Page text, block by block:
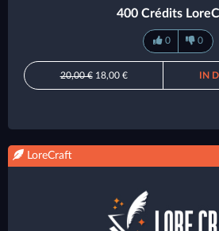
400 Crédits
0 0
20,00 €18,00 € IN
LoreCraft